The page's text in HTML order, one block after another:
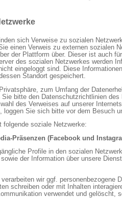
sich Verweise zu sozialen
einen Verweis zu externen sozialen
der Plattform über. Dieser ist auch
des sozialen Netzwerkes werden
eingeloggt sind. Diese
Standort gespeichert.
zum Umfang der
bitte den Datenschutzrichtlinien
des Verweises auf unserer
loggen Sie sich bitte vor dem Besuch
folgende soziale Netzwerke:
Präsenzen (Facebook und
Profile in den sozialen
der Information über unsere
wir ggf. personenbezogene
schreiben oder mit Inhalten
verwendet und gelöscht,